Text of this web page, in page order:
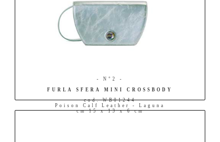
- N°2 -
FURLA SFERA MINI CROSSBODY
cod. WB01244
Poison Calf Leather - Laguna
cm 15 x 13 x 6 cm